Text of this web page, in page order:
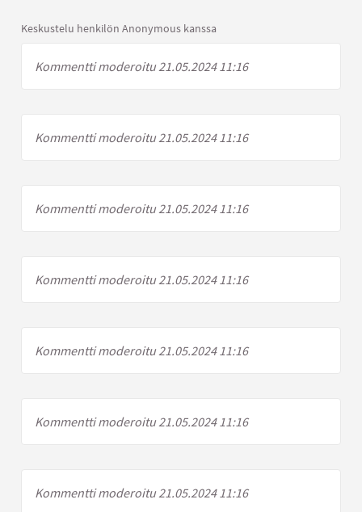
Keskustelu henkilön Anonymous kanssa
Kommentti moderoitu 21.05.2024 11:16
Kommentti moderoitu 21.05.2024 11:16
Kommentti moderoitu 21.05.2024 11:16
Kommentti moderoitu 21.05.2024 11:16
Kommentti moderoitu 21.05.2024 11:16
Kommentti moderoitu 21.05.2024 11:16
Kommentti moderoitu 21.05.2024 11:16